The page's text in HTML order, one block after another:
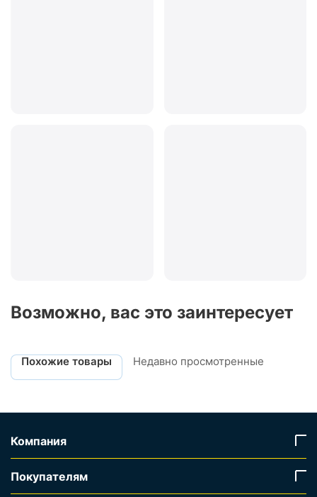
Возможно, вас это заинтересует
Похожие товары Недавно просмотренные
Компания
Покупателям